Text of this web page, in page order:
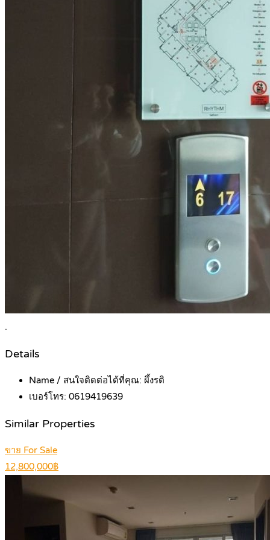
.
Details
Name / สนใจติดต่อได้ที่คุณ: ผึ้งรติ
เบอร์โทร: 0619419639
Similar Properties
ขาย For Sale
12,800,000฿